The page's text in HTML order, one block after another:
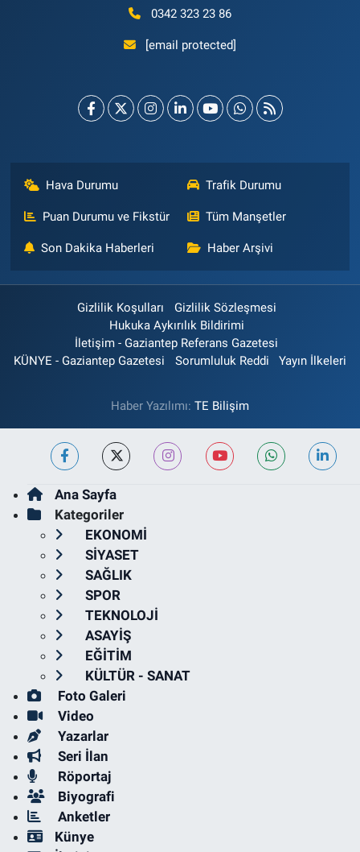
0342 323 23 86
[email protected]
Hava Durumu Trafik Durumu
Puan Durumu ve Fikstür Tüm Manşetler
Son Dakika Haberleri Haber Arşivi
Gizlilik Koşulları
Gizlilik Sözleşmesi
Hukuka Aykırılık Bildirimi
İletişim - Gaziantep Referans Gazetesi
KÜNYE - Gaziantep Gazetesi
Sorumluluk Reddi Yayın İlkeleri
Haber Yazılımı: TE Bilişim
Ana Sayfa
Kategoriler
EKONOMİ
SİYASET
SAĞLIK
SPOR
TEKNOLOJİ
ASAYİŞ
EĞİTİM
KÜLTÜR - SANAT
Foto Galeri
Video
Yazarlar
Seri İlan
Röportaj
Biyografi
Anketler
Künye